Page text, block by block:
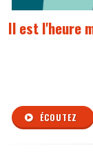
Il est l'heure
ÉCOUTEZ